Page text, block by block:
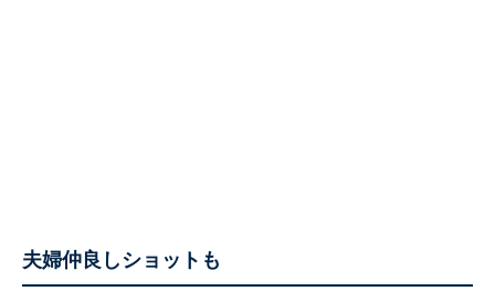
夫婦仲良しショットも